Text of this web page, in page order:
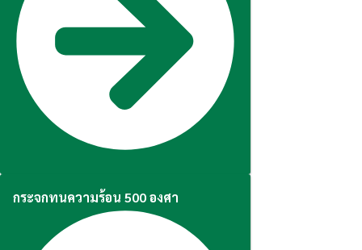
กระจกทนความร้อน 500 องศา